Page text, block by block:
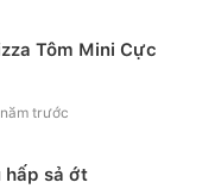
Tôm Mini Cực
trước
hấp sả ớt